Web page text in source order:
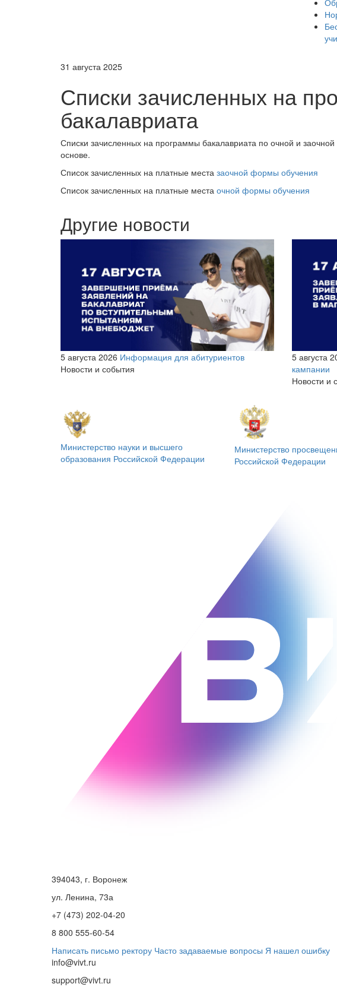
31 августа 2025
Списки зачисленных на
бакалавриата
Списки зачисленных на программы бакалавриата по очной и
основе.
Список зачисленных на платные места заочной формы обучения
Список зачисленных на платные места очной формы обучения
Другие новости
5 августа 2026 Информация для абитуриентов
Новости и события
5 августа
кампании
Новости и
Министерство науки и высшего
образования Российской Федерации
Министерство
Российской Федерации
394043, г. Воронеж
ул. Ленина, 73а
+7 (473) 202-04-20
8 800 555-60-54
Написать письмо ректору Часто задаваемые вопросы Я нашел ошибку
info@vivt.ru
support@vivt.ru